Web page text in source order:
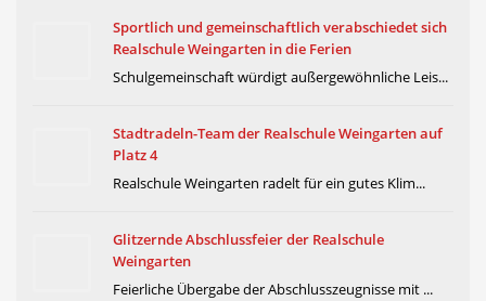
Sportlich und gemeinschaftlich verabschiedet sich
Realschule Weingarten in die Ferien
Schulgemeinschaft würdigt außergewöhnliche Leis...
Stadtradeln-Team der Realschule Weingarten auf
Platz 4
Realschule Weingarten radelt für ein gutes Klim...
Glitzernde Abschlussfeier der Realschule
Weingarten
Feierliche Übergabe der Abschlusszeugnisse mit ...